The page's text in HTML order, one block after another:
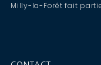
Milly-la-Forêt fait